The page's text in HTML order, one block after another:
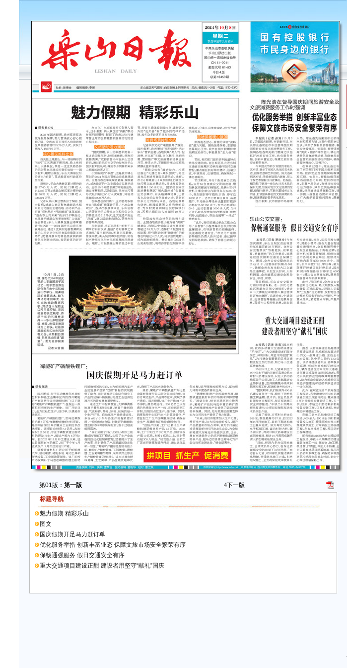
第01版： 第一版 4下一版
标题导航
魅力假期 精彩乐山
图文
国庆假期开足马力赶订单
优化服务举措 创新丰富业态 保障文旅市场安全繁荣有序
保畅通强服务 假日交通安全有序
重大交通项目建设正酣 建设者用坚守“献礼”国庆